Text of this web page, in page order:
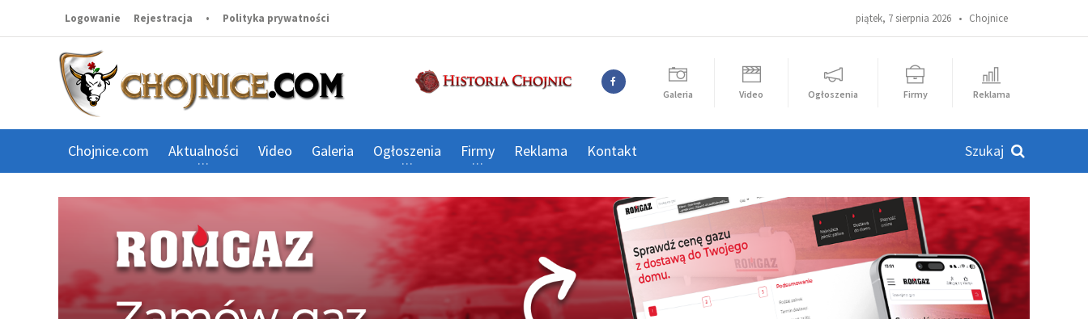
piątek, 7 sierpnia 2026 • Chojnice
Logowanie Rejestracja • Polityka prywatności
Galeria Video Ogłoszenia Firmy Reklama
Chojnice.com Aktualności Video Galeria Ogłoszenia Firmy Reklama Kontakt